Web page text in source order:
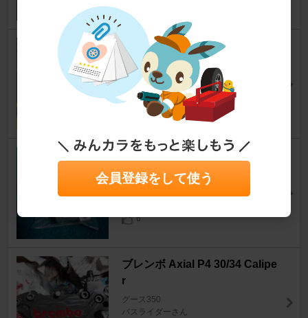
グースにラジアルポンプマスタ
ー取り付け！
グース350
kakera(かっちゃん)さん
バトルファクトリー ギアチェン
ジアーム(アルミ) オフセット40
6
ブレンボ Axial P4 30/34 Calipe
r
グース350
バスライダーさん
会員登録をして使う